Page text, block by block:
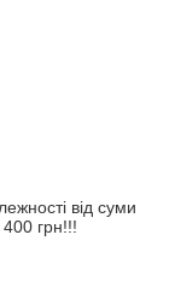
від суми
грн!!!